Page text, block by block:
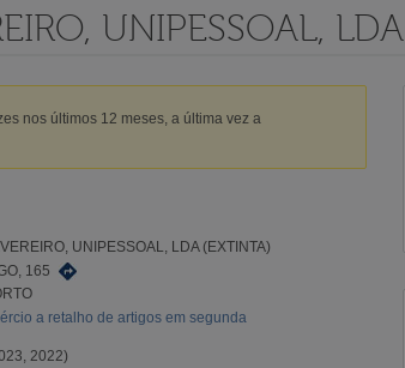
UNIPESSOAL, LDA
nos últimos 12 meses, a última vez a
UNIPESSOAL, LDA (EXTINTA)
165
a retalho de artigos em segunda
2022)